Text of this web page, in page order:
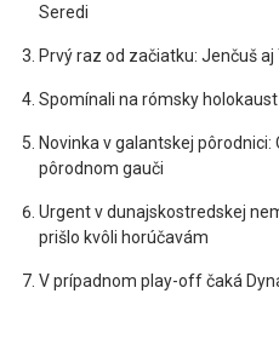
Seredi
Prvý raz od začiatku: Jenčuš
Spomínali na rómsky
Novinka v galantskej
pôrodnom gauči
Urgent v dunajskostredskej
prišlo kvôli horúčavám
V prípadnom play-off čaká